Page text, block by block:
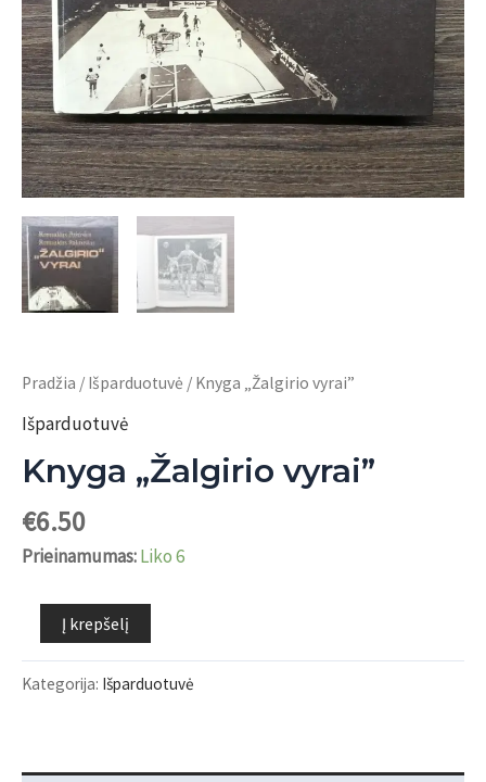
Pradžia / Išparduotuvė / Knyga „Žalgirio vyrai”
Išparduotuvė
Knyga „Žalgirio vyrai”
€6.50
Prieinamumas:Liko 6
produkto
kiekis:
Knyga
Į krepšelį
Kategorija: Išparduotuvė